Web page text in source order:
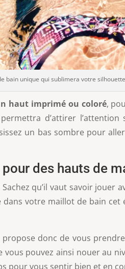
bain unique qui sublimera votre
haut imprimé ou coloré,
d’attirer
un bas sombre pour
des hauts de
Sachez qu’il vaut savoir
votre maillot de bain cet
donc de vous
pouvez ainsi nouer au
pour vous sentir bien et en